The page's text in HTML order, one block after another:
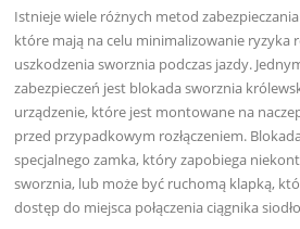
Istnieje wiele różnych metod
które mają na celu minimalizowanie ryzyka
uszkodzenia sworznia podczas jazdy.
zabezpieczeń jest blokada sworznia
urządzenie, które jest montowane na
przed przypadkowym rozłączeniem.
specjalnego zamka, który zapobiega
sworznia, lub może być ruchomą klapką,
dostęp do miejsca połączenia ciągnika